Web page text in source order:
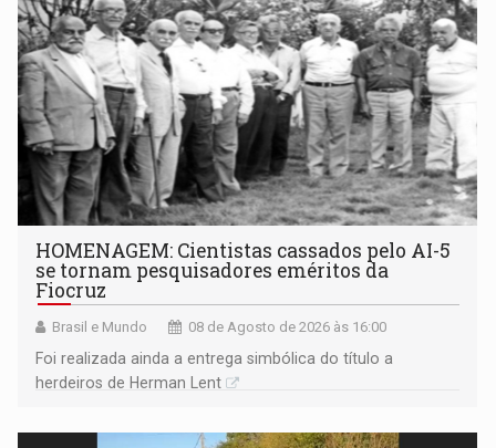
HOMENAGEM: Cientistas cassados pelo AI-5
se tornam pesquisadores eméritos da
Fiocruz
Brasil e Mundo 08 de Agosto de 2026 às 16:00
Foi realizada ainda a entrega simbólica do título a
herdeiros de Herman Lent